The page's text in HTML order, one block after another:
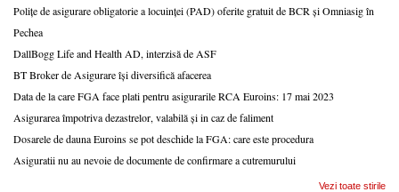
Polițe de asigurare obligatorie a locuinței (PAD) oferite gratuit de BCR și Omniasig în
Pechea
DallBogg Life and Health AD, interzisă de ASF
BT Broker de Asigurare își diversifică afacerea
Data de la care FGA face plati pentru asigurarile RCA Euroins: 17 mai 2023
Asigurarea împotriva dezastrelor, valabilă și in caz de faliment
Dosarele de dauna Euroins se pot deschide la FGA: care este procedura
Asiguratii nu au nevoie de documente de confirmare a cutremurului
Vezi toate stirile